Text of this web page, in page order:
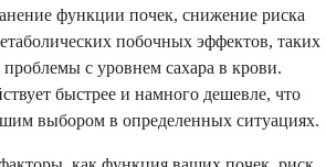
функции почек, снижение риска
побочных эффектов, таких
проблемы с уровнем сахара в крови.
быстрее и намного дешевле, что
выбором в определенных ситуациях.